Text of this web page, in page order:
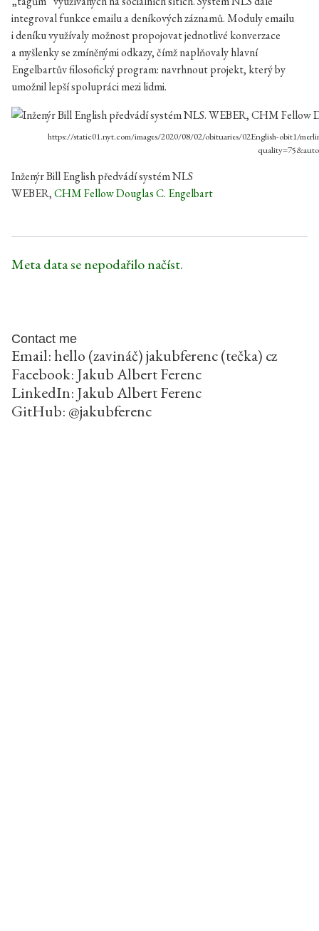
integroval funkce emailu a deníkových záznamů. Moduly emailu
i deníku využívaly možnost propojovat jednotlivé konverzace
a myšlenky se zmíněnými odkazy, čímž naplňovaly hlavní
Engelbartův filosofický program: navrhnout projekt, který by
umožnil lepší spolupráci mezi lidmi.
https://static01.nyt.com/images/2020/08/02/obituaries/02English-obit1/
Inženýr Bill English předvádí systém NLS
WEBER,CHM Fellow Douglas C. Engelbart
Meta data se nepodařilo načíst.
Contact me
Email: hello (zavináč) jakubferenc (tečka) cz
Facebook: Jakub Albert Ferenc
LinkedIn: Jakub Albert Ferenc
GitHub: @jakubferenc